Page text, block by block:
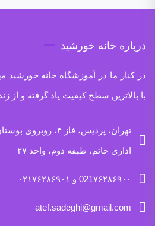
درباره خانه خورشید
در کنار ما در آموزشگاه خانه خورشید
با بالاترین سطح کیفیت یاد گرفته و از
تهران، پردیس، فاز
اداری خاتم، طبقه دوم، واحد ۲۷
021۷۶۲۸۶۹۰۰ و ۰۲۱۷۶۲۸۶۹۰۱
atef.sadeghi@gmail.com